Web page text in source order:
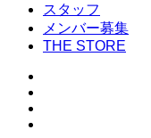
スタッフ
メンバー募集
THE STORE